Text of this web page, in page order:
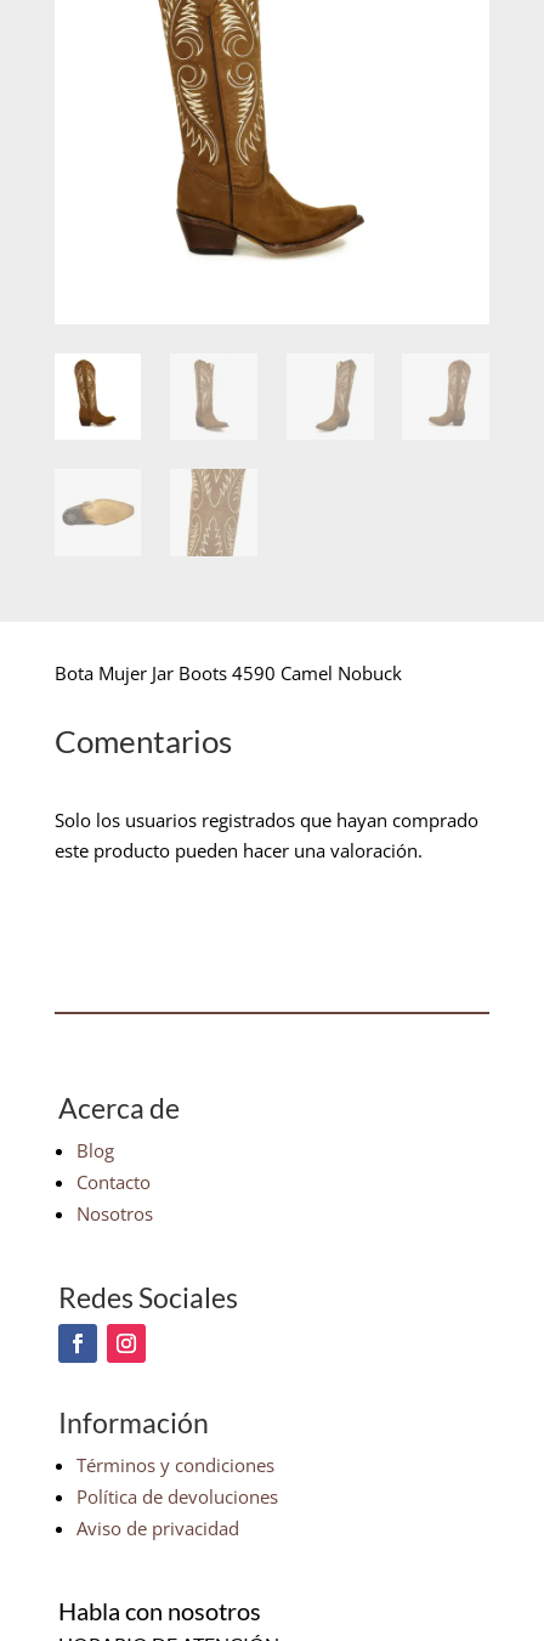
Bota Mujer Jar Boots 4590 Camel Nobuck
Comentarios
Solo los usuarios registrados que hayan comprado
este producto pueden hacer una valoración.
Acerca de
Blog
Contacto
Nosotros
Redes Sociales
Información
Términos y condiciones
Política de devoluciones
Aviso de privacidad
Habla con nosotros